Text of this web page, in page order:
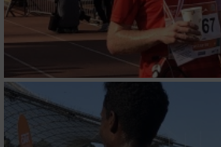
Performance
Werbung